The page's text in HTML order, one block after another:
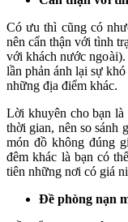
Có ưu thì cũng có
nên cẩn thận với tình
với khách nước
lần phản ánh lại sự
những địa điểm khác.
Lời khuyên cho bạn
thời gian, nên so sánh
món đồ không đúng
đêm khác là bạn có
tiên những nơi có giá
Đề phòng nạn